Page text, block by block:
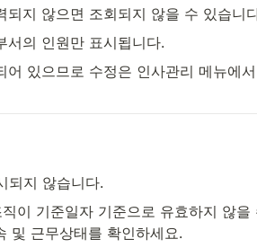
지 않으면 조회되지 않을 수 있습니
의 인원만 표시됩니다.
있으므로 수정은 인사관리 메뉴에
되지 않습니다.
이 기준일자 기준으로 유효하지 않을
및 근무상태를 확인하세요.